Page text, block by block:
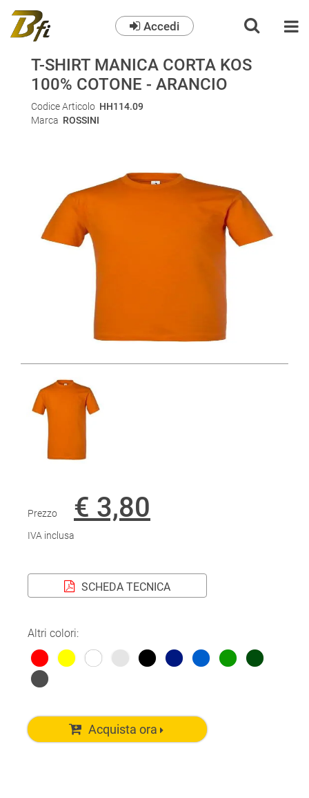
Accedi
T-SHIRT MANICA CORTA KOS
100% COTONE - ARANCIO
Codice Articolo HH114.09
Marca ROSSINI
Prezzo € 3,80
IVA inclusa
SCHEDA TECNICA
Altri colori:
Acquista ora